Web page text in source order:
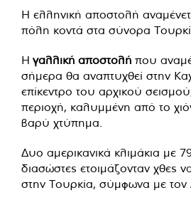
Η ελληνική αποστολή
πόλη κοντά στα σύνορα
Η γαλλική αποστολή που
σήμερα θα αναπτυχθεί στην
επίκεντρο του αρχικού
περιοχή, καλυμμένη από το
βαρύ χτύπημα.
Δυο αμερικανικά κλιμάκια με
διασώστες ετοιμάζονταν χθες
στην Τουρκία, σύμφωνα με τον